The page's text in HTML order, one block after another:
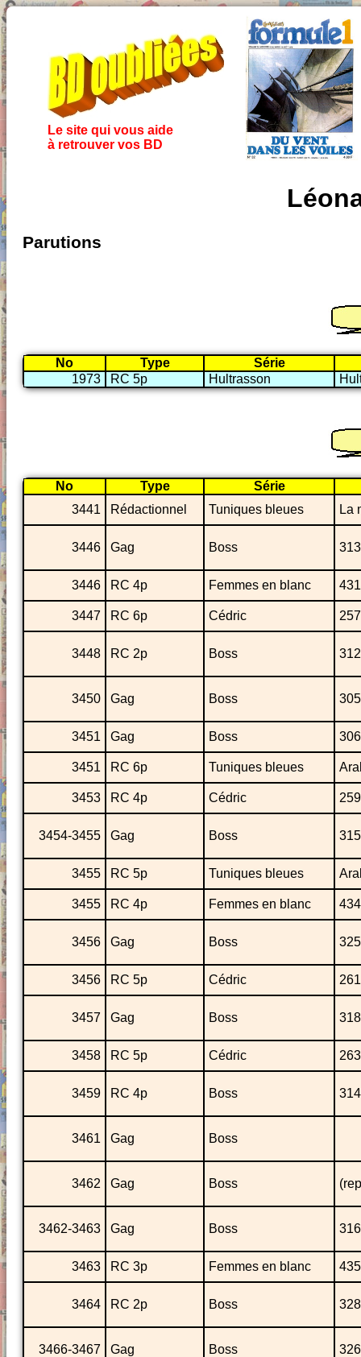
Le site qui vous aide
à retrouver vos BD
Parutions
No Type
Série
1973
RC 5p Hultrasson
No Type
Série
3441
Rédactionnel Tuniques bleues La
3446 Gag Boss 313
3446 RC 4p Femmes en blanc 431
3447 RC 6p Cédric 257
3448 RC 2p Boss 312
3450 Gag Boss 305
3451 Gag Boss 306
3451 RC 6p Tuniques bleues
3453 RC 4p Cédric 259
3454-3455 Gag Boss
3455 RC 5p Tuniques bleues
3455 RC 4p Femmes en blanc 434
3456 Gag Boss 325
3456 RC 5p Cédric 261
3457 Gag Boss 318
3458 RC 5p Cédric 263
3459 RC 4p Boss 314
3461 Gag Boss
3462 Gag Boss
3462-3463 Gag Boss
3463 RC 3p Femmes en blanc 435
3464 RC 2p Boss 328
3466-3467 Gag Boss